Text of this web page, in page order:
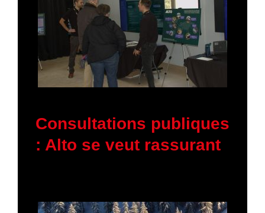
Consultations publiques
: Alto se veut rassurant